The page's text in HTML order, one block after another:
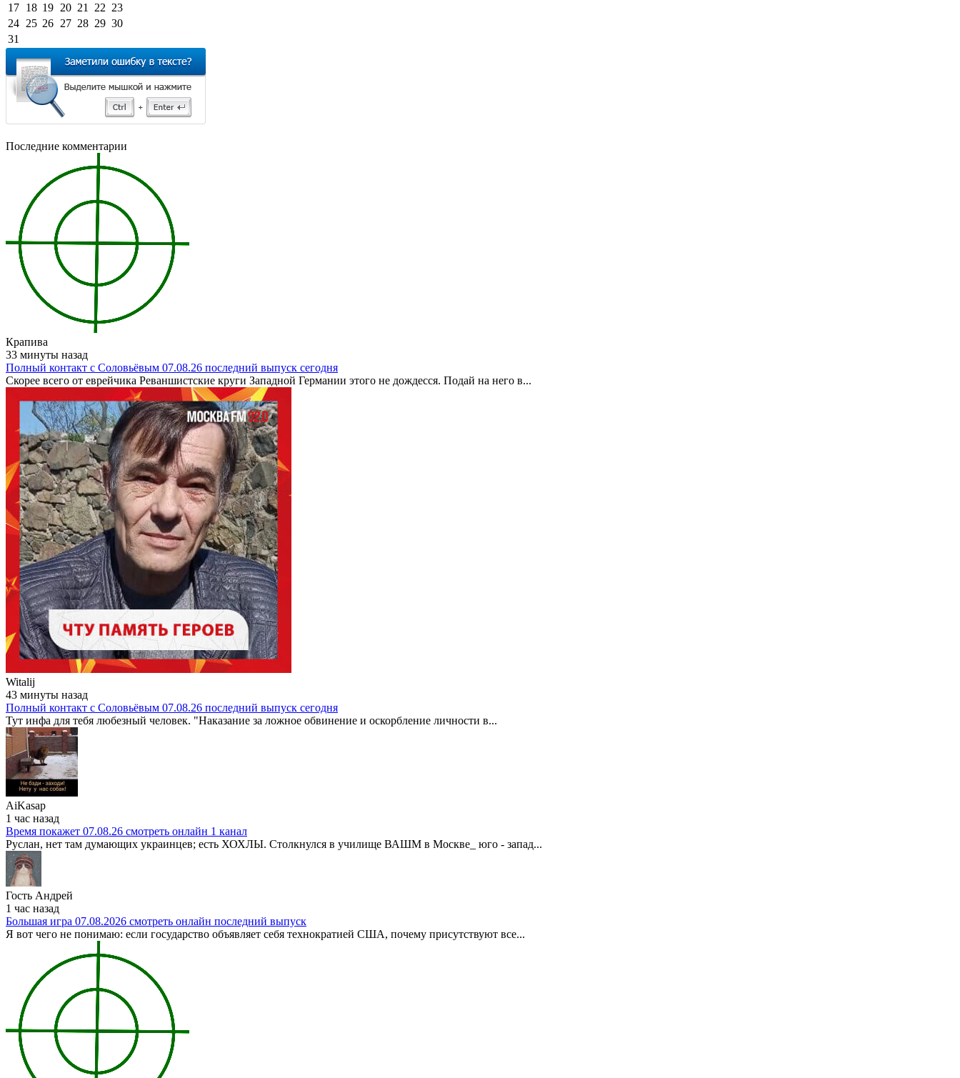
17 18 19 20 21 22 23
24 25 26 27 28 29 30
31
Последние комментарии
Крапива
33 минуты назад
Полный контакт с Соловьёвым 07.08.26 последний выпуск сегодня
Скорее всего от еврейчика Реваншистские круги Западной Германии этого не дождесся. Подай на него в...
Witalij
43 минуты назад
Полный контакт с Соловьёвым 07.08.26 последний выпуск сегодня
Тут инфа для тебя любезный человек. "Наказание за ложное обвинение и оскорбление личности в...
AiKasap
1 час назад
Время покажет 07.08.26 смотреть онлайн 1 канал
Руслан, нет там думающих украинцев; есть ХОХЛЫ. Столкнулся в училище ВАШМ в Москве_ юго - запад...
Гость Андрей
1 час назад
Большая игра 07.08.2026 смотреть онлайн последний выпуск
Я вот чего не понимаю: если государство объявляет себя технократией США, почему присутствуют все...